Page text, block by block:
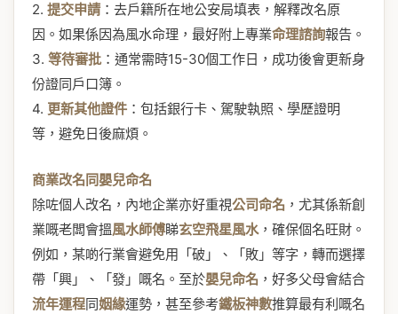
2. 提交申請：去戶籍所在地公安局填表，解釋改名原
因。如果係因為風水命理，最好附上專業命理諮詢報告。
3. 等待審批：通常需時15-30個工作日，成功後會更新身
份證同戶口簿。
4. 更新其他證件 ：包括銀行卡、駕駛執照、學歷證明
等，避免日後麻煩。
商業改名同嬰兒命名
除咗個人改名，內地企業亦好重視公司命名 ，尤其係新創
業嘅老闆會搵風水師傅睇玄空飛星風水，確保個名旺財。
例如，某啲行業會避免用「破」、「敗」等字，轉而選擇
帶「興」、「發」嘅名。至於嬰兒命名 ，好多父母會結合
流年運程同姻緣運勢，甚至參考鐵板神數推算最有利嘅名